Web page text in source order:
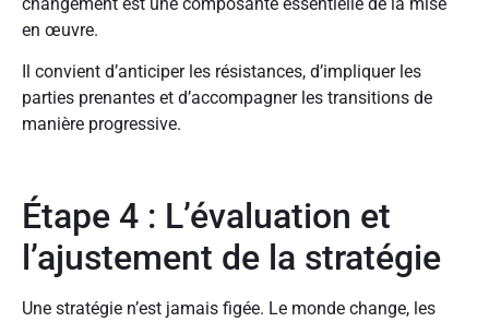
en œuvre.
Il convient d’anticiper les résistances, d’impliquer les
parties prenantes et d’accompagner les transitions de
manière progressive.
Étape 4 : L’évaluation et
l’ajustement de la stratégie
Une stratégie n’est jamais figée. Le monde change, les